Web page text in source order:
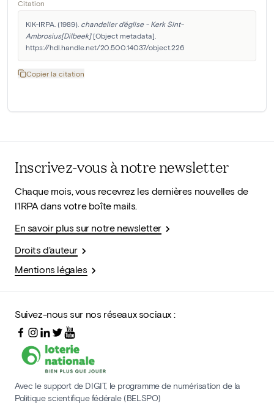
Citation
KIK-IRPA. (1989). chandelier d'église - Kerk Sint-
Ambrosius[Dilbeek] [Object metadata].
https://hdl.handle.net/20.500.14037/object.226
Copier la citation
Inscrivez-vous à notre newsletter
Chaque mois, vous recevrez les dernières nouvelles de
l'IRPA dans votre boîte mails.
En savoir plus sur notre newsletter
Droits d'auteur
Mentions légales
Suivez-nous sur nos réseaux sociaux :
Avec le support de DIGIT, le programme de numérisation de la
Politique scientifique fédérale (BELSPO)